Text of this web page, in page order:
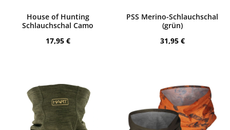
House of Hunting
Schlauchschal Camo
Regulärer Preis:
17,95 €
PSS Merino-Schlauchschal
(grün)
Regulärer Preis:
31,95 €